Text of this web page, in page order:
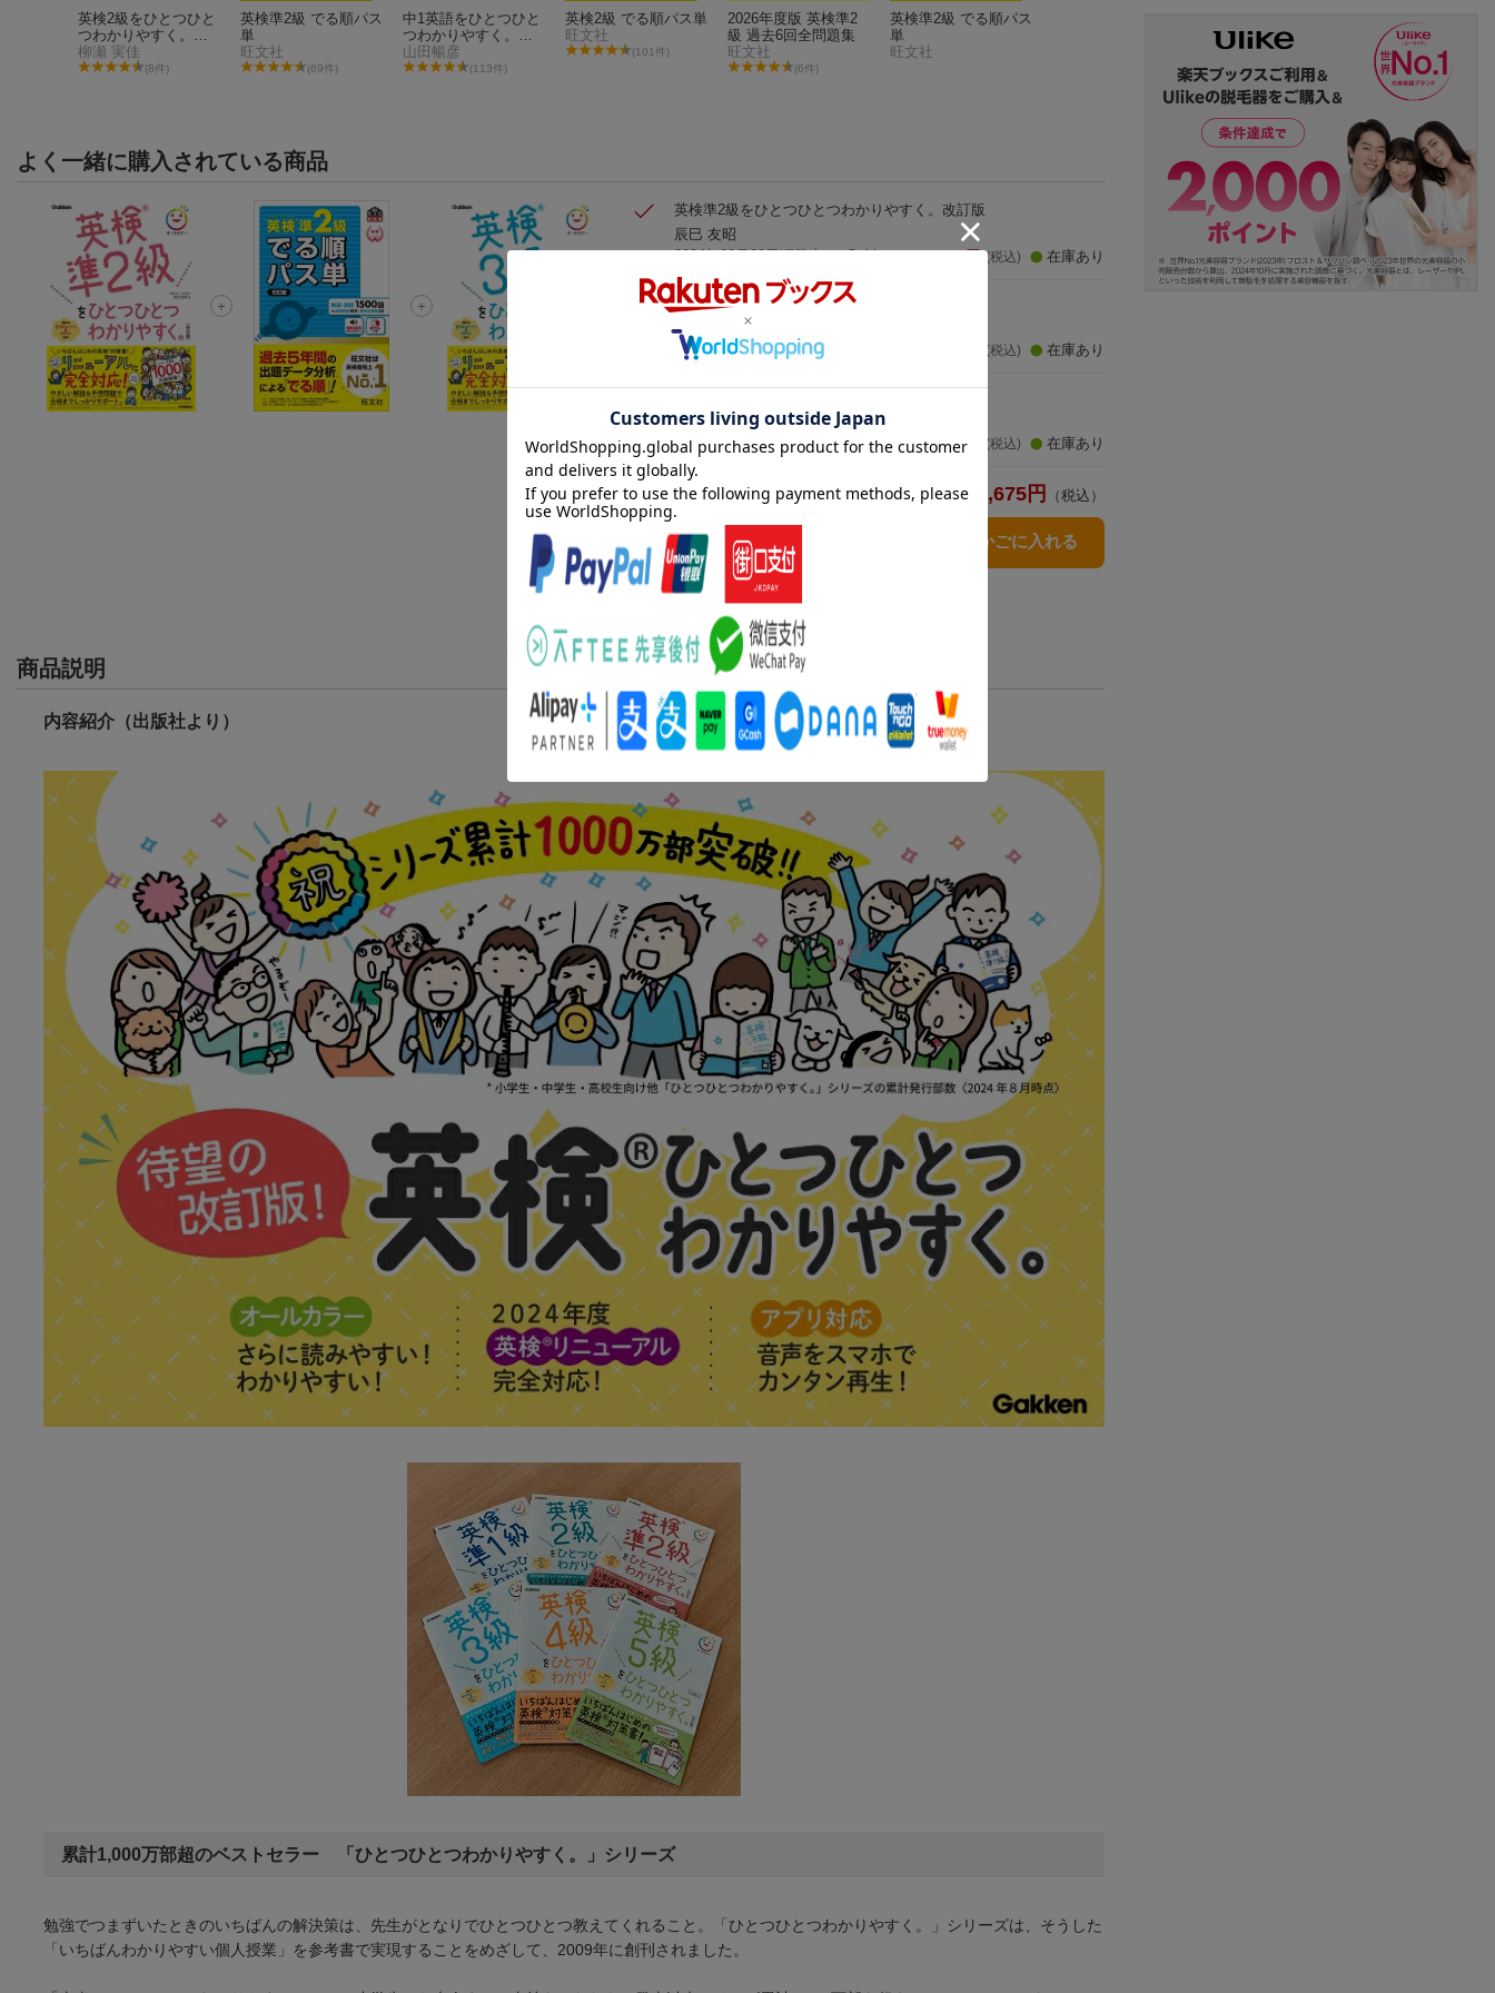
英検2級をひとつひと
つわかりやすく。改
訂版
柳瀬 実佳
(8件)
英検準2級 でる順パス
単
旺文社
(69件)
中1英語をひとつひと
つわかりやすく。改
訂版
山田暢彦
(113件)
英検2級 でる順パス単
旺文社
(101件)
2026年度版 英検準2
級 過去6回全問題集
旺文社
(6件)
英検準2級 でる順パス
単
旺文社
とつひとつわかりや
すく。
Gakken
つわかりやすく
訂版
山田 暢彦
よく一緒に購入されている商品
英検準2級をひとつひとつわかりやすく。改訂版
辰巳 友昭
2024年08月29日頃発売／ Gakken 1,705円 (税込) 在庫あり
英検準2級 でる順パス単
旺文社
2021年06月29日頃発売／ 旺文社 (税込) 在庫あり
山田 暢彦
2024年08月29日頃発売／ Gakken 1,595円 (税込) 在庫あり
合計 4,675 円 （税込）
3点とも買い物かごに入れる
商品説明
内容紹介（出版社より）
累計1,000万部超のベストセラー 「ひとつひとつわかりやすく。」シリーズ
勉強でつまずいたときのいちばんの解決策は、先生がとなりでひとつひとつ教えてくれること。「ひとつひとつわかりやすく。」シリーズは、そうした
「いちばんわかりやすい個人授業」を参考書で実現することをめざして、2009年に創刊されました。